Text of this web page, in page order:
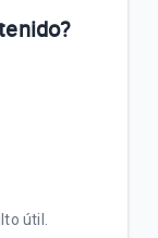
útil.